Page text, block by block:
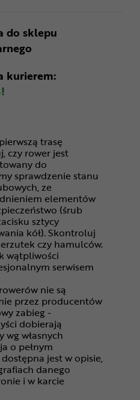
do sklepu
kurierem:
trasę
czy rower jest
do
sprawdzenie stanu
ze
elementów
(śrub
sztycy
kół). Skontroluj
czy hamulców.
wątpliwości
serwisem
nie są
przez producentów
zabieg -
dobierają
własnych
o pełnym
jest w opisie,
danego
i w karcie